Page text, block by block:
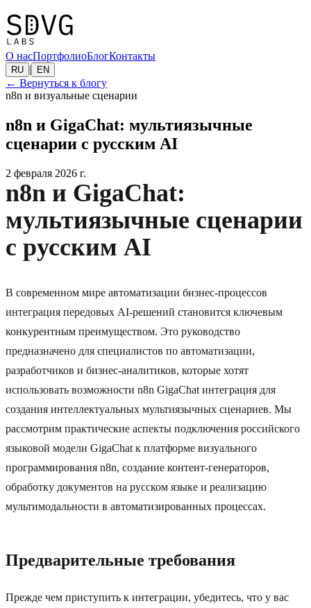
О насПортфолиоБлогКонтакты
RU | EN
← Вернуться к блогу
n8n и визуальные сценарии
n8n и GigaChat: мультиязычные
сценарии с русским AI
2 февраля 2026 г.
n8n и GigaChat:
мультиязычные сценарии
с русским AI
В современном мире автоматизации бизнес-процессов
интеграция передовых AI-решений становится ключевым
конкурентным преимуществом. Это руководство
предназначено для специалистов по автоматизации,
разработчиков и бизнес-аналитиков, которые хотят
использовать возможности n8n GigaChat интеграция для
создания интеллектуальных мультиязычных сценариев. Мы
рассмотрим практические аспекты подключения российского
языковой модели GigaChat к платформе визуального
программирования n8n, создание контент-генераторов,
обработку документов на русском языке и реализацию
мультимодальности в автоматизированных процессах.
Предварительные требования
Прежде чем приступить к интеграции, убедитесь, что у вас